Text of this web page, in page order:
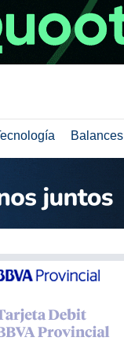
Balances